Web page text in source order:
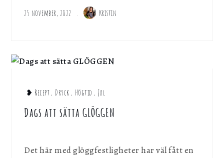
25 november, 2022 Kristin
❥ Recept, Dryck , Högtid , Jul
Dags att sätta GLÖGGEN
Det här med glöggfestligheter har väl fått en